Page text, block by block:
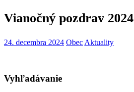
Vianočný pozdrav 2024
24. decembra 2024 Obec Aktuality
Vyhľadávanie